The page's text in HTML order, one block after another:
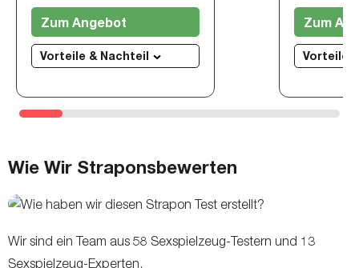
Zum Angebot
Vorteile & Nachteil
Zum
Vorteile
Wie Wir Straponsbewerten
Wir sind ein Team aus 58 Sexspielzeug-Testern und 13
Sexspielzeug-Experten.